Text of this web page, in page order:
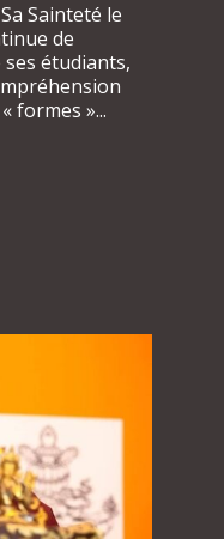
Sainteté le
de
étudiants,
formes »...